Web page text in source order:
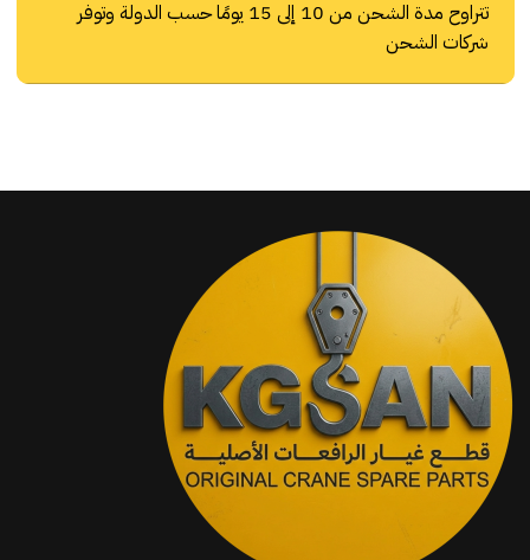
تتراوح مدة الشحن من 10 إلى 15 يومًا حسب الدولة وتوفر
شركات الشحن